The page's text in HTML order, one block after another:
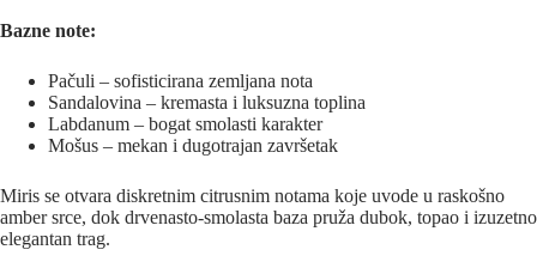
Bazne note:
Pačuli – sofisticirana zemljana nota
Sandalovina – kremasta i luksuzna toplina
Labdanum – bogat smolasti karakter
Mošus – mekan i dugotrajan završetak
Miris se otvara diskretnim citrusnim notama koje uvode u raskošno
amber srce, dok drvenasto-smolasta baza pruža dubok, topao i izuzetno
elegantan trag.